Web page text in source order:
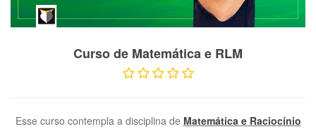
Curso de Matemática e RLM
Esse curso contempla a disciplina de Matemática e Raciocínio